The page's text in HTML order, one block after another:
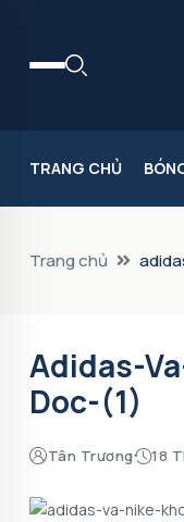
TRANG CHỦ
Trang chủ
Adidas-
Doc-(1)
Tân Trương 18